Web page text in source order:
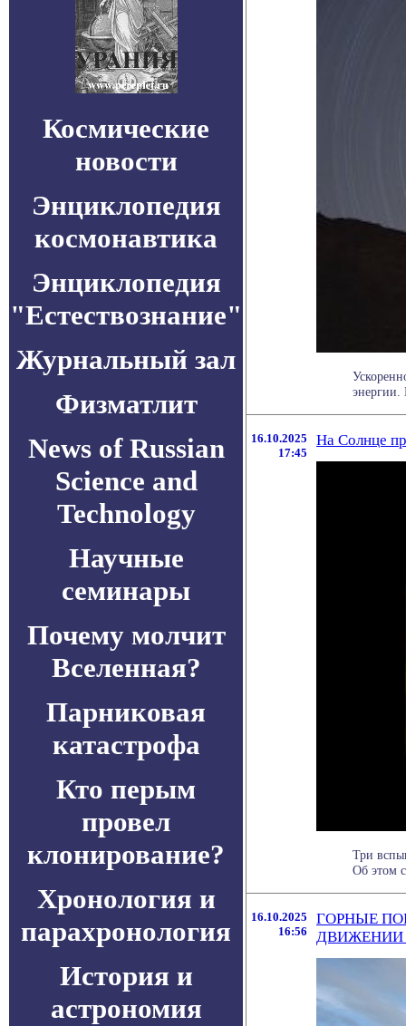
Космические
новости
Энциклопедия
космонавтика
Энциклопедия
"Естествознание"
Журнальный зал
Физматлит
News of Russian
Science and
Technology
Научные
семинары
Почему молчит
Вселенная?
Парниковая
катастрофа
Кто перым
провел
клонирование?
Хронология и
парахронология
История и
астрономия
энергии.
16.10.2025
17:45
На Солнце
Три
Об этом
16.10.2025
16:56
ГОРНЫЕ
ДВИЖЕНИИ